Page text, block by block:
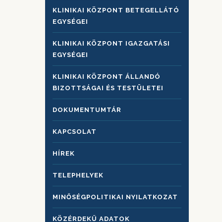
KLINIKAI KÖZPONT BETEGELLÁTÓ
EGYSÉGEI
KLINIKAI KÖZPONT IGAZGATÁSI
EGYSÉGEI
KLINIKAI KÖZPONT ÁLLANDÓ
BIZOTTSÁGAI ÉS TESTÜLETEI
DOKUMENTUMTÁR
KAPCSOLAT
HÍREK
TELEPHELYEK
MINŐSÉGPOLITIKAI NYILATKOZAT
KÖZÉRDEKŰ ADATOK